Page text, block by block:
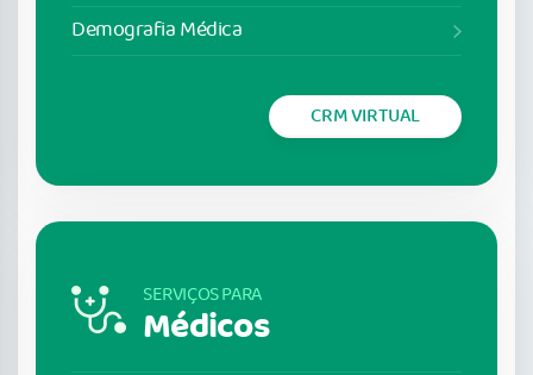
Demografia Médica
CRM VIRTUAL
SERVIÇOS PARA
Médicos